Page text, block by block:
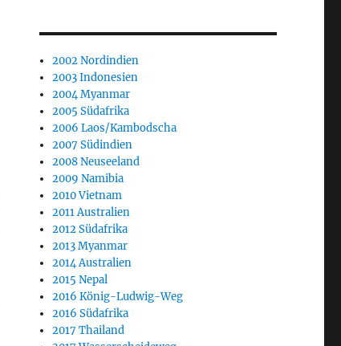
2002 Nordindien
2003 Indonesien
2004 Myanmar
2005 Südafrika
2006 Laos/Kambodscha
2007 Südindien
2008 Neuseeland
2009 Namibia
2010 Vietnam
2011 Australien
2012 Südafrika
2013 Myanmar
2014 Australien
2015 Nepal
2016 König-Ludwig-Weg
2016 Südafrika
2017 Thailand